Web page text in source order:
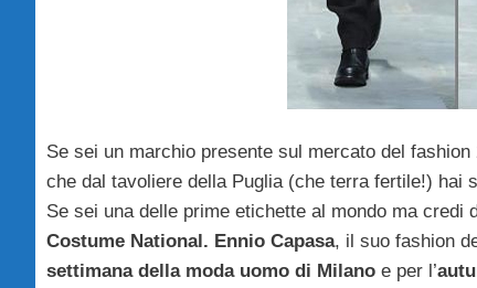
Se sei un marchio presente sul mercato del
che dal tavoliere della Puglia (che terra fertile!) hai
Se sei una delle prime etichette al mondo ma
Costume National. Ennio Capasa, il suo fashion
settimana della moda uomo di Milano e per l’